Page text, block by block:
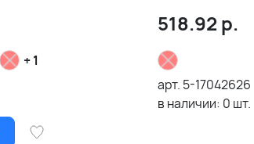
+ 1
518.92 р.
арт. 5-17042626
в наличии: 0 шт.